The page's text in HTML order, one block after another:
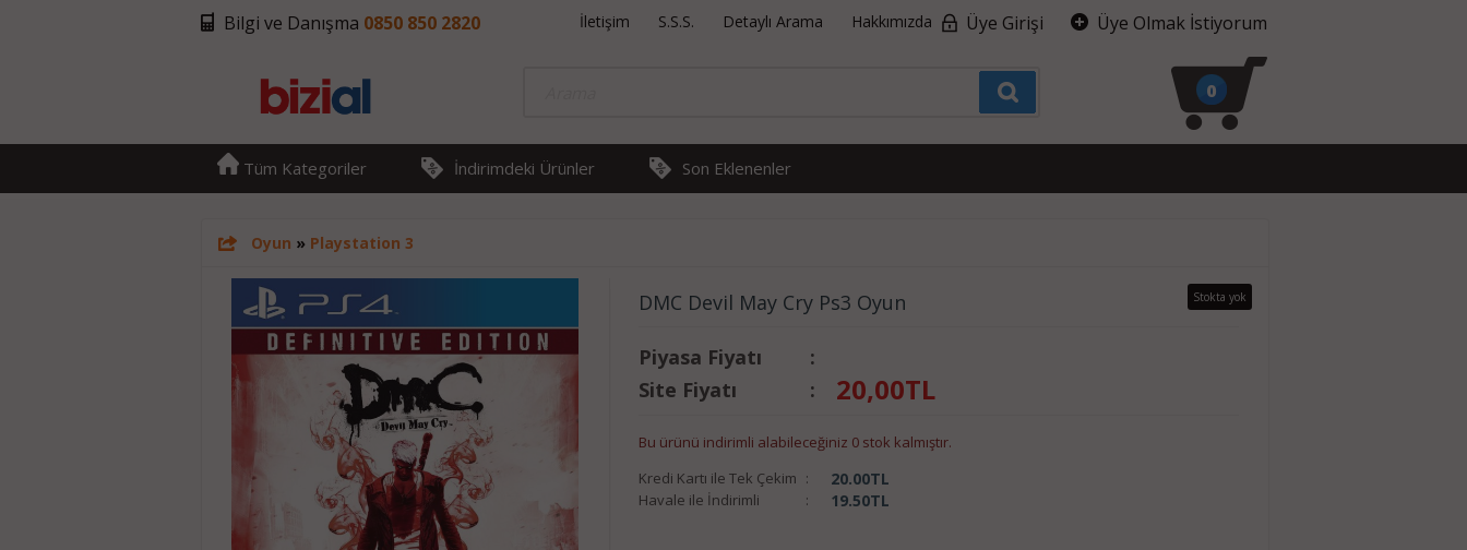
Bilgi ve Danışma 0850 850 2820 İletişim S.S.S. Detaylı Arama Hakkımızda Üye Girişi Üye Olmak İstiyorum
0
Tüm Kategoriler İndirimdeki Ürünler Son Eklenenler
Oyun » Playstation 3
Stokta yok
DMC Devil May Cry Ps3 Oyun
Piyasa Fiyatı
:
Site Fiyatı
: 20,00TL
Bu ürünü indirimli alabileceğiniz 0 stok kalmıştır.
Kredi Kartı ile Tek Çekim : 20.00TL
Havale ile İndirimli : 19.50TL